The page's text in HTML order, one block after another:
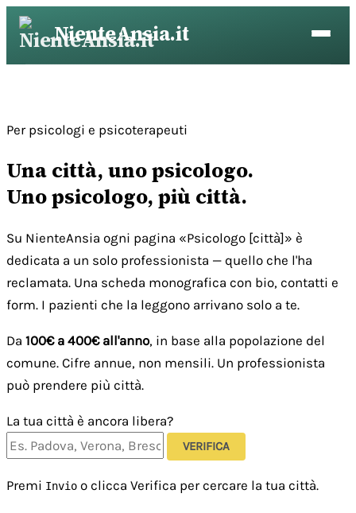
Vai
contenuto
NienteAnsia.it
Per psicologi e psicoterapeuti
Una città, uno psicologo.
Uno psicologo, più città.
Su NienteAnsia ogni pagina «Psicologo [città]» è
dedicata a un solo professionista — quello che l'ha
reclamata. Una scheda monografica con bio, contatti e
form. I pazienti che la leggono arrivano solo a te.
Da 100€ a 400€ all'anno, in base alla popolazione del
comune. Cifre annue, non mensili. Un professionista
può prendere più città.
La tua città è ancora libera?
VERIFICA
Premi Invio o clicca Verifica per cercare la tua città.